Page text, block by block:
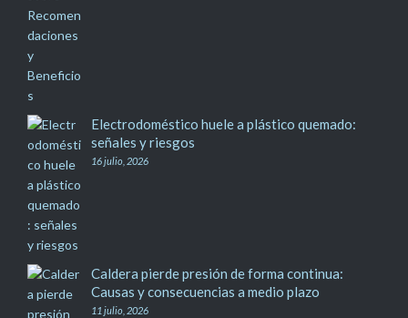
Electrodoméstico huele a plástico quemado:
señales y riesgos
16 julio, 2026
Caldera pierde presión de forma continua:
Causas y consecuencias a medio plazo
11 julio, 2026